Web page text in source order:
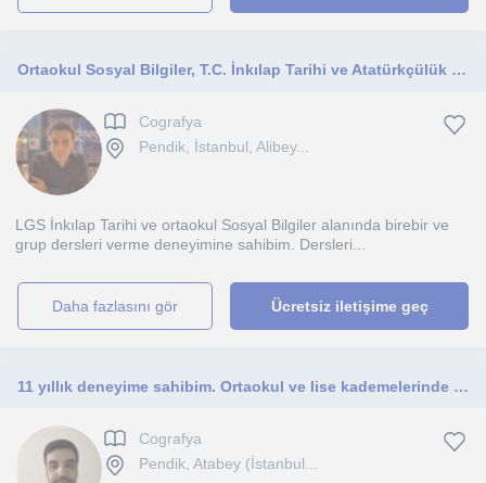
Ortaokul Sosyal Bilgiler, T.C. İnkılap Tarihi ve Atatürkçülük ile LGS hazırlık öğrencilerine yönelik dersler veriyorum
Cografya
Pendik, İstanbul, Alibey...
LGS İnkılap Tarihi ve ortaokul Sosyal Bilgiler alanında birebir ve
grup dersleri verme deneyimine sahibim. Dersleri...
daha fazlasını gör Ücretsiz iletişime geç
11 yıllık deneyime sahibim. Ortaokul ve lise kademelerinde sosyal bilimler dersleri veriyorum.
Cografya
Pendik, Atabey (İstanbul...